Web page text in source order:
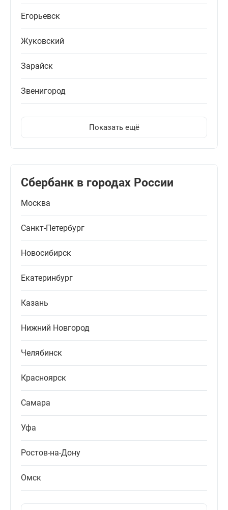
Егорьевск
Жуковский
Зарайск
Звенигород
Показать ещё
Сбербанк в городах России
Москва
Санкт-Петербург
Новосибирск
Екатеринбург
Казань
Нижний Новгород
Челябинск
Красноярск
Самара
Уфа
Ростов-на-Дону
Омск